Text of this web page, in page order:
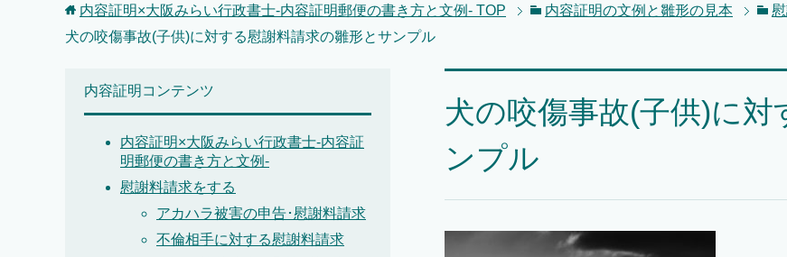
内容証明×大阪みらい行政書士-内容証明郵便の書き方と文例- TOP 内容証明の文例と雛形の見本
犬の咬傷事故(子供)に対する慰謝料請求の雛形とサンプル
犬の咬傷事故(子供)に
ンプル
内容証明コンテンツ
内容証明×大阪みらい行政書士-内容証
明郵便の書き方と文例-
慰謝料請求をする
アカハラ被害の申告･慰謝料請求
不倫相手に対する慰謝料請求